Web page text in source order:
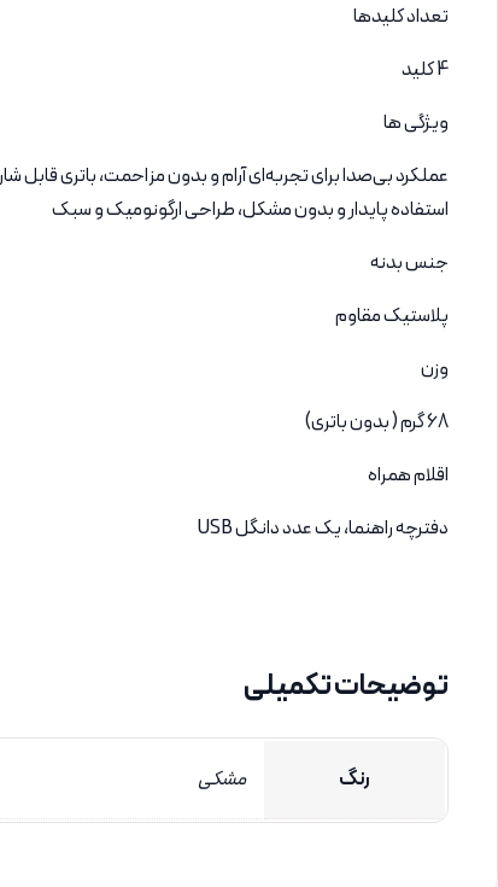
تعداد کلیدها
4 کلید
ویژگی ها
استفاده پایدار و بدون مشکل، طراحی ارگونومیک و سبک
جنس بدنه
پلاستیک مقاوم
وزن
68 گرم ( بدون باتری)
اقلام همراه
دفترچه راهنما، یک عدد دانگل USB
توضیحات تکمیلی
رنگ مشکی